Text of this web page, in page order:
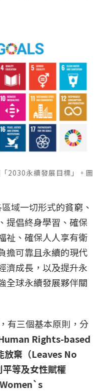
2030永續發展目標」。圖
域一切形式的貧窮、
提倡終身學習、確保
祉、確保人人享有衛
擔可靠且永續的現代
濟成長，以及提升永
全球永續發展夥伴關
有三個基本原則，分
Rights-based
棄（Leaves No
等及女性賦權